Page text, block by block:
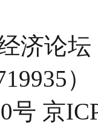
济论
）
号 京